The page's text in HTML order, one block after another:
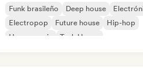
Funk brasileño Deep house
Electropop
Future house
Hip-hop
House music
Tech House